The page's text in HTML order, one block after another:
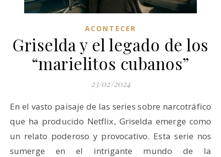
ACONTECER
Griselda y el legado de los
“marielitos cubanos”
23/02/2024
En el vasto paisaje de las series sobre narcotráfico
que ha producido Netflix, Griselda emerge como
un relato poderoso y provocativo. Esta serie nos
sumerge en el intrigante mundo de la